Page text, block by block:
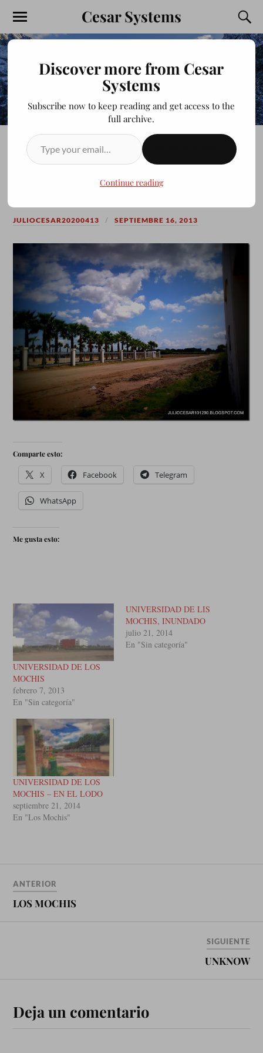
Cesar Systems
UNIVERSIDAD DE LOS
JULIOCESAR20200413 SEPTIEMBRE 16, 2013
Comparte esto:
X Facebook Telegram
WhatsApp
Me gusta esto:
UNIVERSIDAD DE LOS
MOCHIS
febrero 7, 2013
En "Sin categoría"
UNIVERSIDAD DE LIS
MOCHIS, INUNDADO
julio 21, 2014
En "Sin categoría"
UNIVERSIDAD DE LOS
MOCHIS – EN EL LODO
septiembre 21, 2014
En "Los Mochis"
ANTERIOR
LOS MOCHIS
SIGUIENTE
UNKNOW
Deja un comentario
Discover more from Cesar
Systems
Subscribe now to keep reading and get access to the
full archive.
Continue reading